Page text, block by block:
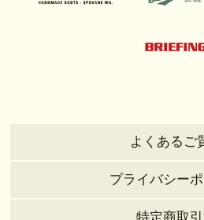
よくあるご
プライバシー